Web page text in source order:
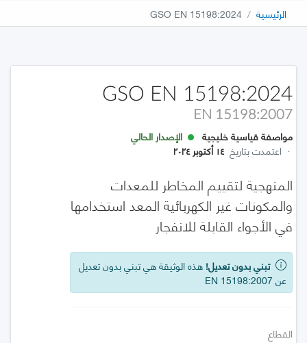
الرئيسية GSO EN 15198:2024
GSO EN 15198:2024
EN 15198:2007
مواصفة قياسية خليجية
الإصدار الحالي
· اعتمدت بتاريخ ١٤ أكتوبر ٢٠٢٤
المنهجية لتقييم المخاطر للمعدات
والمكونات غير الكهربائية المعد استخدامها
في الأجواء القابلة للانفجار
تبني بدون تعديل! هذه الوثيقة هي تبني بدون تعديل
عن EN 15198:2007
القطاع